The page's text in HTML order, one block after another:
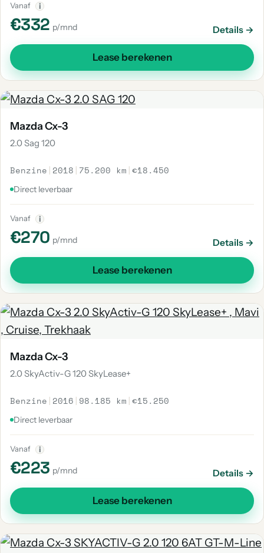
Vanaf i
€332 p/mnd Details →
Lease berekenen
Mazda Cx-3
2.0 Sag 120
Benzine | 2018 | 75.200 km |€18.450
Direct leverbaar
Vanaf i
€270 p/mnd Details →
Lease berekenen
Mazda Cx-3
2.0 SkyActiv-G 120 SkyLease+
Benzine | 2016 | 98.185 km |€15.250
Direct leverbaar
Vanaf i
€223 p/mnd Details →
Lease berekenen